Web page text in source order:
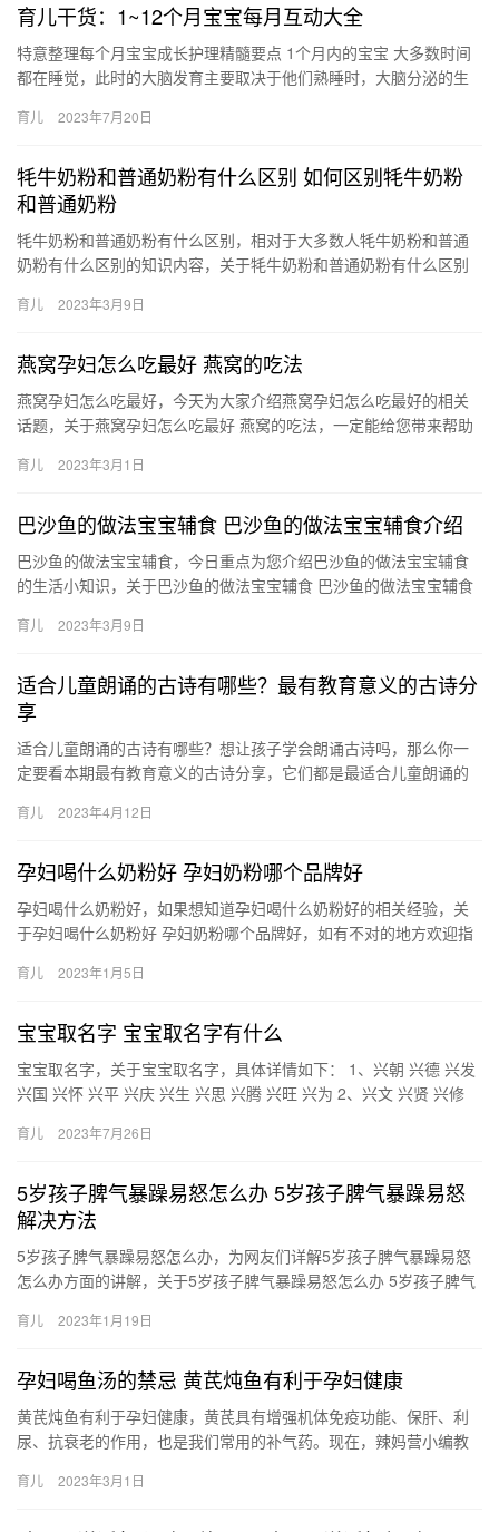
育儿干货：1~12个月宝宝每月互动大全
特意整理每个月宝宝成长护理精髓要点 1个月内的宝宝 大多数时间
都在睡觉，此时的大脑发育主要取决于他们熟睡时，大脑分泌的生
护…
育儿 2023年7月20日
牦牛奶粉和普通奶粉有什么区别 如何区别牦牛奶粉
和普通奶粉
牦牛奶粉和普通奶粉有什么区别，相对于大多数人牦牛奶粉和普通
奶粉有什么区别的知识内容，关于牦牛奶粉和普通奶粉有什么区别
同…
育儿 2023年3月9日
燕窝孕妇怎么吃最好 燕窝的吃法
燕窝孕妇怎么吃最好，今天为大家介绍燕窝孕妇怎么吃最好的相关
话题，关于燕窝孕妇怎么吃最好 燕窝的吃法，一定能给您带来帮助
窝…
育儿 2023年3月1日
巴沙鱼的做法宝宝辅食 巴沙鱼的做法宝宝辅食介绍
巴沙鱼的做法宝宝辅食，今日重点为您介绍巴沙鱼的做法宝宝辅食
的生活小知识，关于巴沙鱼的做法宝宝辅食 巴沙鱼的做法宝宝辅食
育儿 2023年3月9日
适合儿童朗诵的古诗有哪些？最有教育意义的古诗分
享
适合儿童朗诵的古诗有哪些？想让孩子学会朗诵古诗吗，那么你一
定要看本期最有教育意义的古诗分享，它们都是最适合儿童朗诵的
诗，…
育儿 2023年4月12日
孕妇喝什么奶粉好 孕妇奶粉哪个品牌好
孕妇喝什么奶粉好，如果想知道孕妇喝什么奶粉好的相关经验，关
于孕妇喝什么奶粉好 孕妇奶粉哪个品牌好，如有不对的地方欢迎指
喝…
育儿 2023年1月5日
宝宝取名字 宝宝取名字有什么
宝宝取名字，关于宝宝取名字，具体详情如下： 1、兴朝 兴德 兴发
兴国 兴怀 兴平 兴庆 兴生 兴思 兴腾 兴旺 兴为 2、兴文 兴贤 兴修
育儿 2023年7月26日
5岁孩子脾气暴躁易怒怎么办 5岁孩子脾气暴躁易怒
解决方法
5岁孩子脾气暴躁易怒怎么办，为网友们详解5岁孩子脾气暴躁易怒
怎么办方面的讲解，关于5岁孩子脾气暴躁易怒怎么办 5岁孩子脾气
育儿 2023年1月19日
孕妇喝鱼汤的禁忌 黄芪炖鱼有利于孕妇健康
黄芪炖鱼有利于孕妇健康，黄芪具有增强机体免疫功能、保肝、利
尿、抗衰老的作用，也是我们常用的补气药。现在，辣妈营小编教
芪…
育儿 2023年3月1日